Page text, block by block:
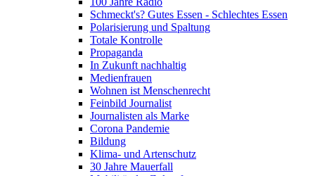
Schmeckt's? Gutes Essen - Schlechtes Essen
Polarisierung und Spaltung
Totale Kontrolle
Propaganda
In Zukunft nachhaltig
Medienfrauen
Wohnen ist Menschenrecht
Feinbild Journalist
Journalisten als Marke
Corona Pandemie
Bildung
Klima- und Artenschutz
30 Jahre Mauerfall